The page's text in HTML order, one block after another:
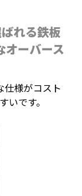
れる鉄板
オーバース
仕様がコスト
いです。